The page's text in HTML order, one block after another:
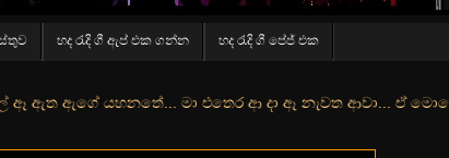
හද රැදි ගී ඇප් එක ගන්න හද රැදි ගී පේජ් එක
මා එතෙර ආ දා ඈ නැවත ආවා... ඒ මොහොත සිහිවේ